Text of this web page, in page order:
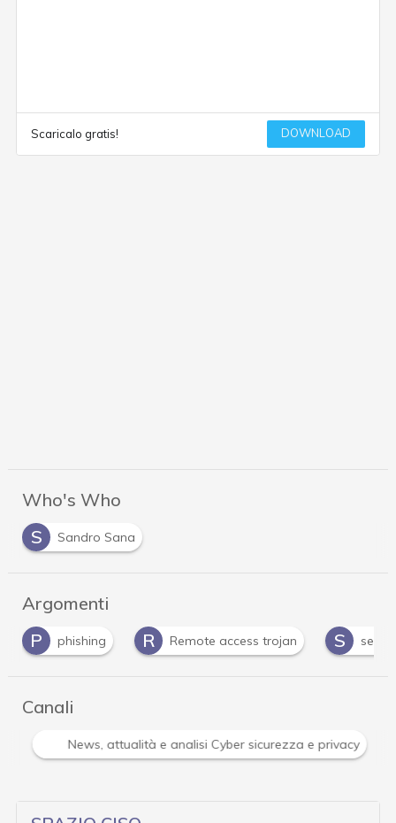
Scaricalo gratis! DOWNLOAD
Who's Who
S
Sandro Sana
Argomenti
R
Remote access trojan S security awareness
Canali
Attacchi hacker e Malware: le ultime news in tempo